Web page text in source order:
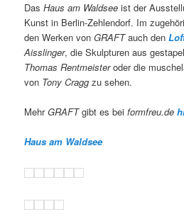
DasHaus am Waldsee ist der
Kunst in Berlin-Zehlendorf. Im
den Werken vonGRAFTauch den
Aisslinger, die Skulpturen aus
Thomas Rentmeisteroder die
von Tony Craggzu sehen.
MehrGRAFTgibt es beiformfreu.de
Haus am Waldsee